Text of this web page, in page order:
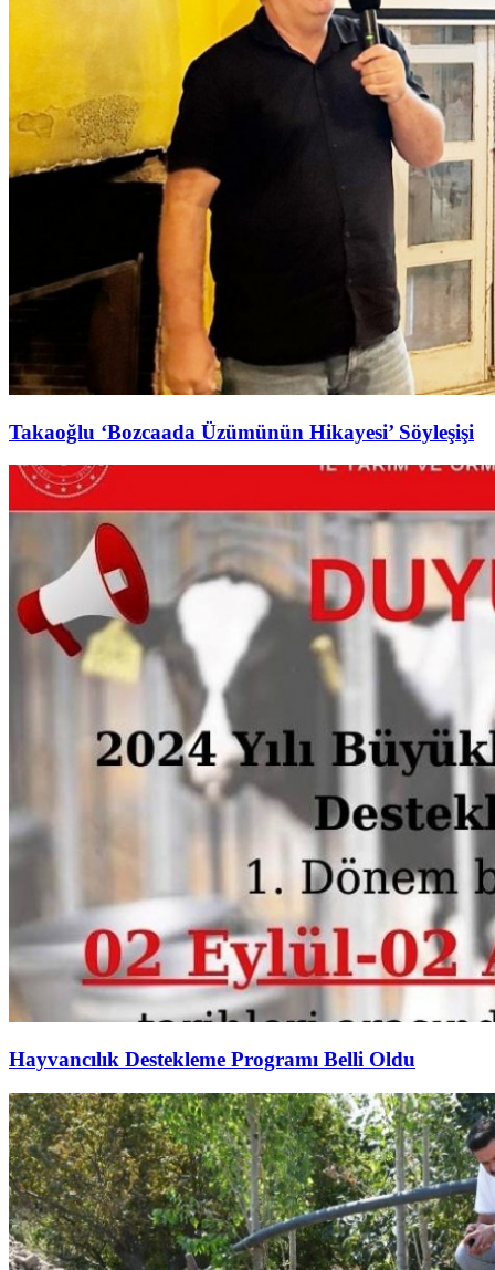
Takaoğlu ‘Bozcaada Üzümünün Hikayesi’ Söyleşişi
Hayvancılık Destekleme Programı Belli Oldu